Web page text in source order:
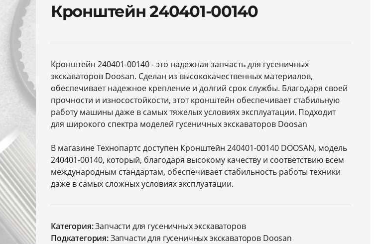
Кронштейн 240401-00140
Кронштейн 240401-00140 - это надежная запчасть для гусеничных
экскаваторов Doosan. Сделан из высококачественных материалов,
обеспечивает надежное крепление и долгий срок службы. Благодаря своей
прочности и износостойкости, этот кронштейн обеспечивает стабильную
работу машины даже в самых тяжелых условиях эксплуатации. Подходит
для широкого спектра моделей гусеничных экскаваторов Doosan
В магазине Технопартс доступен Кронштейн 240401-00140 DOOSAN, модель
240401-00140, который, благодаря высокому качеству и соответствию всем
международным стандартам, обеспечивает стабильность работы техники
даже в самых сложных условиях эксплуатации.
Категория:Запчасти для гусеничных экскаваторов
Подкатегория:Запчасти для гусеничных экскаваторов Doosan